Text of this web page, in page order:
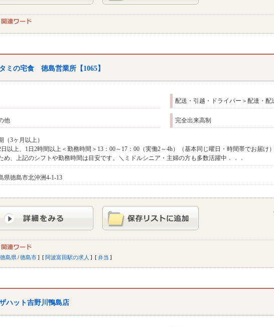
ミの宅食 徳島営業所【1065】
配送・引越・ドライバー＞配達・配
他 完全出来高制
（3ヶ月以上）
日以上、1日2時間以上＜勤務時間＞13：00～17：00（実働2～4h）（基本同じ曜日・時間帯でお届
め、上記のシフトや勤務時間は目安です。＼ミドルシニア・主婦の方も多数活躍中．．．
県徳島市北沖洲4-1-13
徳島県/徳島市 阿波富田駅の求人 弁当
ハット吉野川鴨島店